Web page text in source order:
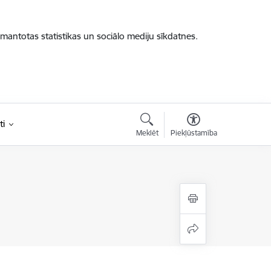
statistikas un sociālo mediju sīkdatnes.
Meklēt Piekļūstamība